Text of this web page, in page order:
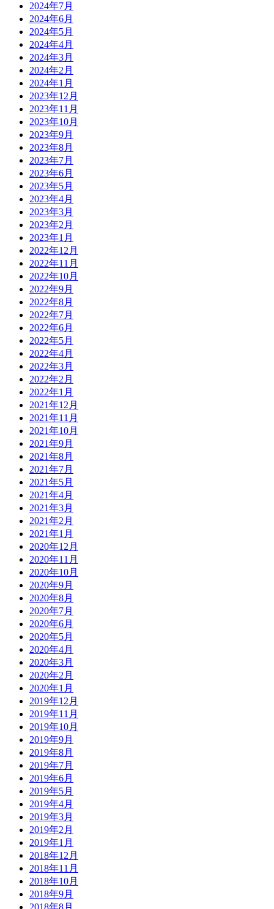
2024年7月
2024年6月
2024年5月
2024年4月
2024年3月
2024年2月
2024年1月
2023年12月
2023年11月
2023年10月
2023年9月
2023年8月
2023年7月
2023年6月
2023年5月
2023年4月
2023年3月
2023年2月
2023年1月
2022年12月
2022年11月
2022年10月
2022年9月
2022年8月
2022年7月
2022年6月
2022年5月
2022年4月
2022年3月
2022年2月
2022年1月
2021年12月
2021年11月
2021年10月
2021年9月
2021年8月
2021年7月
2021年5月
2021年4月
2021年3月
2021年2月
2021年1月
2020年12月
2020年11月
2020年10月
2020年9月
2020年8月
2020年7月
2020年6月
2020年5月
2020年4月
2020年3月
2020年2月
2020年1月
2019年12月
2019年11月
2019年10月
2019年9月
2019年8月
2019年7月
2019年6月
2019年5月
2019年4月
2019年3月
2019年2月
2019年1月
2018年12月
2018年11月
2018年10月
2018年9月